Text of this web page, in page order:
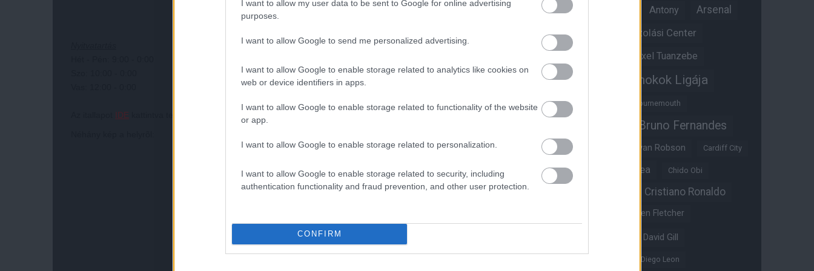
I want to allow my user data to be sent to Google for online advertising
purposes.
I want to allow Google to send me personalized advertising.
I want to allow Google to enable storage related to analytics like cookies on
web or device identifiers in apps.
I want to allow Google to enable storage related to functionality of the website
or app.
I want to allow Google to enable storage related to personalization.
I want to allow Google to enable storage related to security, including
authentication functionality and fraud prevention, and other user protection.
CONFIRM
IDE
Anthony Martial Antony Arsenal
Aston Villa Átigazolási Center
Átigazolások Axel Tuanzebe
Ayden Heaven Bajnokok Ligája
Benjamin Sesko Bournemouth
Bruno Fernandes
Bryan Mbeumo Bryan Robson Cardiff City
Casemiro Chelsea Chido Obi
Cristiano Ronaldo
Darren Fletcher
David Gill
Diego Leon